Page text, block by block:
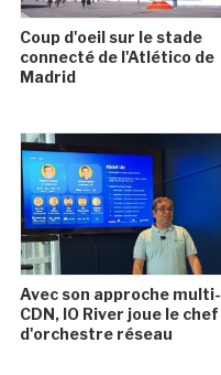
Coup d'oeil sur le stade
connecté de l'Atlético de
Madrid
Avec son approche multi-
CDN, IO River joue le chef
d'orchestre réseau